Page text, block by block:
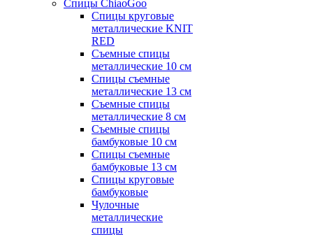
Спицы ChiaoGoo
Спицы круговые
металлические KNIT
RED
Съемные спицы
металлические 10 см
Спицы съемные
металлические 13 см
Съемные спицы
металлические 8 см
Съемные спицы
бамбуковые 10 см
Спицы съемные
бамбуковые 13 см
Спицы круговые
бамбуковые
Чулочные
металлические
спицы